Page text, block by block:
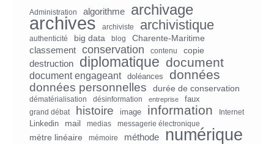
Administration algorithme archivage
archives archiviste archivistique
authenticité big data blog
Charente-Maritime
classement
conservation contenu
copie
destruction
diplomatique document
document engageant doléances données
données personnelles durée de conservation
dématérialisation désinformation entreprise faux
grand débat histoire image information Internet
Linkedin mail medias messagerie électronique
mètre linéaire mémoire méthode numérique